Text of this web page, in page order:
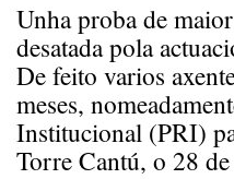
Unha proba de
desatada pola
De feito varios
meses,
Institucional (PRI)
Torre Cantú, o 28